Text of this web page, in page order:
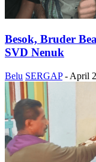
Besok, Bruder
SVD Nenuk
Belu SERGAP - April